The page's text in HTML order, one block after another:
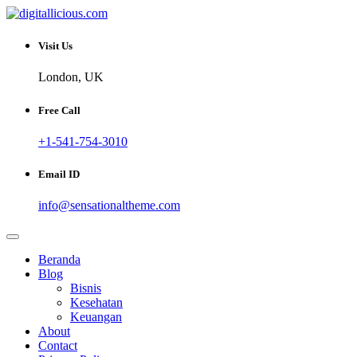
Skip
content
digitallicious.com
Sharing Digital Information
Visit Us
London, UK
Free Call
+1-541-754-3010
Email ID
info@sensationaltheme.com
Beranda
Blog
Bisnis
Kesehatan
Keuangan
About
Contact